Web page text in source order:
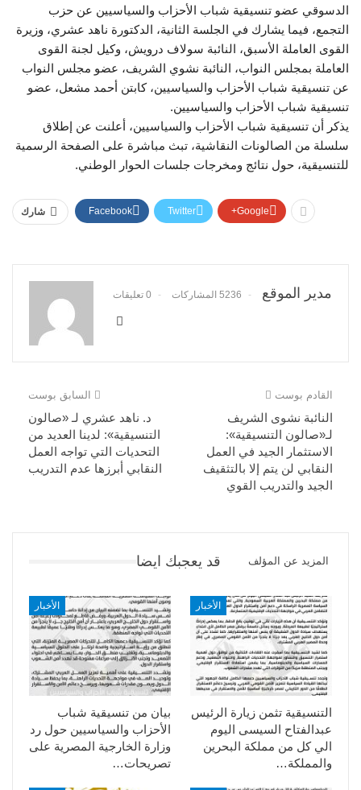
الدسوقي عضو تنسيقية شباب الأحزاب والسياسيين عن حزب
التجمع، فيما يشارك في الجلسة الثانية، الدكتورة ناهد عشري، وزيرة
القوى العاملة الأسبق، النائبة سولاف درويش، وكيل لجنة القوى
العاملة بمجلس النواب، النائبة نشوي الشريف، عضو مجلس النواب
عن تنسيقية شباب الأحزاب والسياسيين، كابتن أحمد مشعل، عضو
تنسيقية شباب الأحزاب والسياسيين.
يذكر أن تنسيقية شباب الأحزاب والسياسيين، أعلنت عن إطلاق
سلسلة من الصالونات النقاشية، تبث مباشرة على الصفحة الرسمية
للتنسيقية، حول نتائج ومخرجات جلسات الحوار الوطني.
شارك Facebook Twitter Google+
مدير الموقع 5236 المشاركات 0 تعليقات
السابق بوست
د. ناهد عشري لـ «صالون
التنسيقية»: لدينا العديد من
التحديات التي تواجه العمل
النقابي أبرزها عدم التدريب
القادم بوست
النائبة نشوى الشريف
لـ«صالون التنسيقية»:
الاستثمار الجيد في العمل
النقابي لن يتم إلا بالتثقيف
الجيد والتدريب القوي
قد يعجبك ايضا المزيد عن المؤلف
الأخبار
بيان من تنسيقية شباب
الأحزاب والسياسيين حول رد
وزارة الخارجية المصرية على
تصريحات…
الأخبار
التنسيقية تثمن زيارة الرئيس
عبدالفتاح السيسى اليوم
الي كل من مملكة البحرين
والمملكة…